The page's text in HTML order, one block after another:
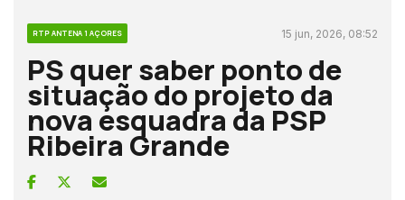
RTP ANTENA 1 AÇORES 15 jun, 2026, 08:52
PS quer saber ponto de
situação do projeto da
nova esquadra da PSP
Ribeira Grande